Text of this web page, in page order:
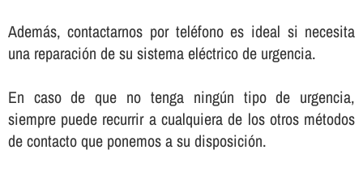
Además, contactarnos por teléfono es ideal si necesita
una reparación de su sistema eléctrico de urgencia.
En caso de que no tenga ningún tipo de urgencia,
siempre puede recurrir a cualquiera de los otros métodos
de contacto que ponemos a su disposición.